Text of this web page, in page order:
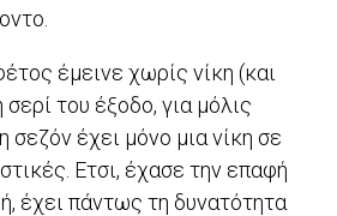
έμεινε χωρίς νίκη (και
του έξοδο, για μόλις
έχει μόνο μια νίκη σε
Ετσι, έχασε την επαφή
έχει πάντως τη δυνατότητα